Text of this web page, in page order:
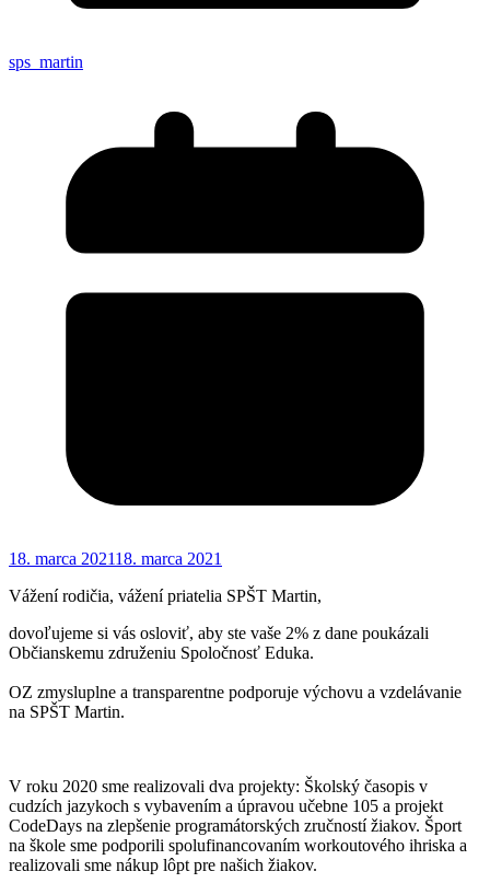
sps_martin
18. marca 202118. marca 2021
Vážení rodičia, vážení priatelia SPŠT Martin,
dovoľujeme si vás osloviť, aby ste vaše 2% z dane poukázali
Občianskemu združeniu Spoločnosť Eduka.
OZ zmysluplne a transparentne podporuje výchovu a vzdelávanie
na SPŠT Martin.
V roku 2020 sme realizovali dva projekty: Školský časopis v
cudzích jazykoch s vybavením a úpravou učebne 105 a projekt
CodeDays na zlepšenie programátorských zručností žiakov. Šport
na škole sme podporili spolufinancovaním workoutového ihriska a
realizovali sme nákup lôpt pre našich žiakov.